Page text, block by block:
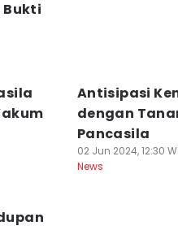
Bukti
Antisipasi
dengan
Pancasila
02 Jun 2024, 12:30
News